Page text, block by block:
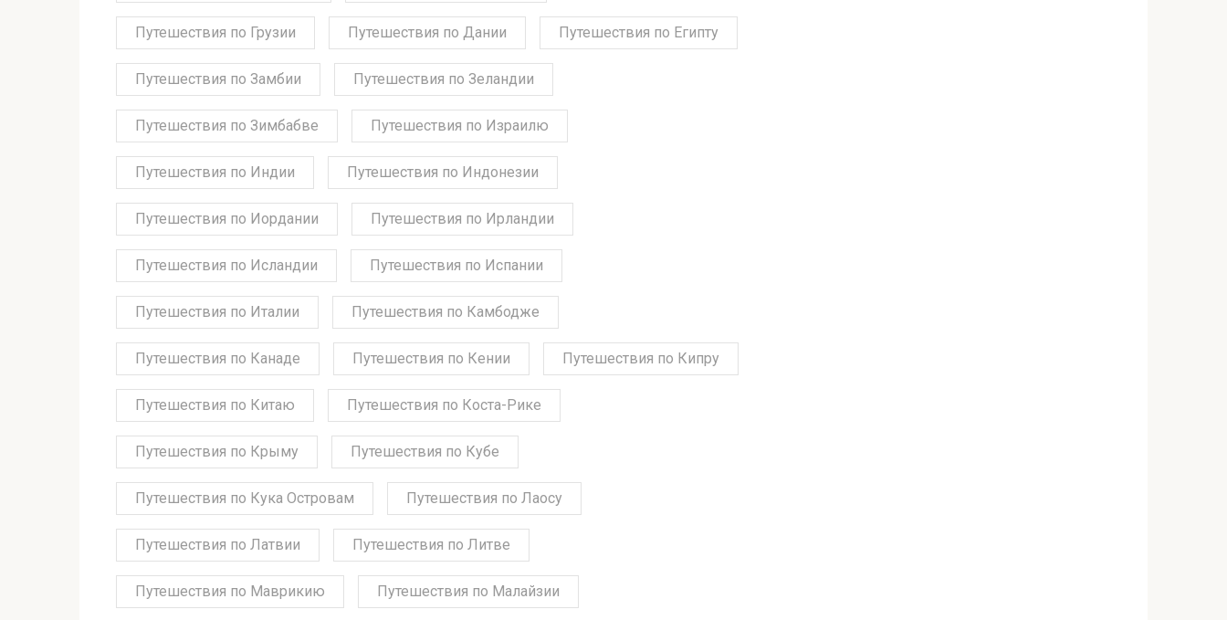
Путешествия по Грузии Путешествия по Дании Путешествия по Египту
Путешествия по Замбии Путешествия по Зеландии
Путешествия по Зимбабве Путешествия по Израилю
Путешествия по Индии Путешествия по Индонезии
Путешествия по Иордании Путешествия по Ирландии
Путешествия по Исландии Путешествия по Испании
Путешествия по Италии Путешествия по Камбодже
Путешествия по Канаде Путешествия по Кении Путешествия по Кипру
Путешествия по Китаю Путешествия по Коста-Рике
Путешествия по Крыму Путешествия по Кубе
Путешествия по Кука Островам Путешествия по Лаосу
Путешествия по Латвии Путешествия по Литве
Путешествия по Маврикию Путешествия по Малайзии